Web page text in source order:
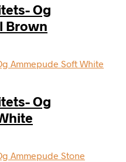
Og
Brown
Og